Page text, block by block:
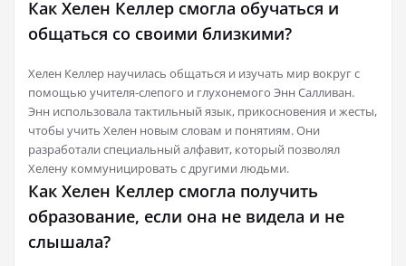
Как Хелен Келлер смогла обучаться и
общаться со своими близкими?
Хелен Келлер научилась общаться и изучать мир вокруг с
помощью учителя-слепого и глухонемого Энн Салливан.
Энн использовала тактильный язык, прикосновения и жесты,
чтобы учить Хелен новым словам и понятиям. Они
разработали специальный алфавит, который позволял
Хелену коммуницировать с другими людьми.
Как Хелен Келлер смогла получить
образование, если она не видела и не
слышала?